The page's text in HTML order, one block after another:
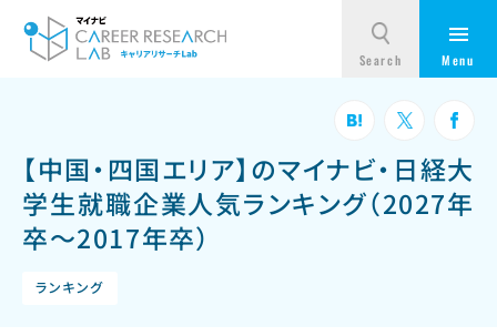
【中国・四国エリア】のマイナビ・日経大
学生就職企業人気ランキング（2027年
卒～2017年卒）
ランキング